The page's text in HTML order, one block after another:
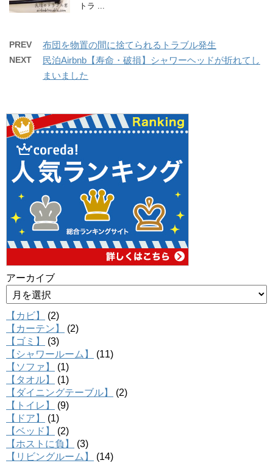
トラ ...
PREV 布団を物置の間に捨てられるトラブル発生
NEXT
民泊Airbnb【寿命・破損】シャワーヘッドが折れてし
まいました
アーカイブ
【カビ】
(2)
【カーテン】
(2)
【ゴミ】
(3)
【シャワールーム】
(11)
【ソファ】
(1)
【タオル】
(1)
【ダイニングテーブル】
(2)
【トイレ】
(9)
【ドア】
(1)
【ベッド】
(2)
【ホストに負】
(3)
【リビングルーム】
(14)